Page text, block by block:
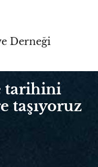
Derneği
tarihini
taşıyoruz